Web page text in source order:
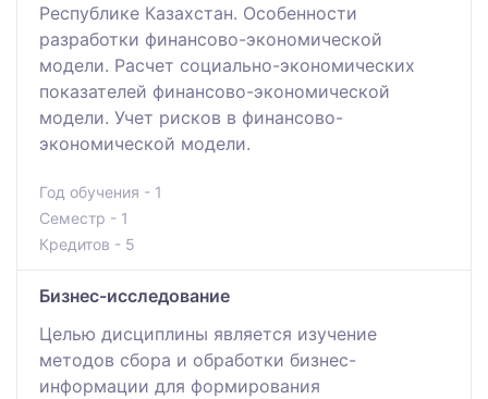
Республике Казахстан. Особенности
разработки финансово-экономической
модели. Расчет социально-экономических
показателей финансово-экономической
модели. Учет рисков в финансово-
экономической модели.
Год обучения - 1
Семестр - 1
Кредитов - 5
Бизнес-исследование
Целью дисциплины является изучение
методов сбора и обработки бизнес-
информации для формирования